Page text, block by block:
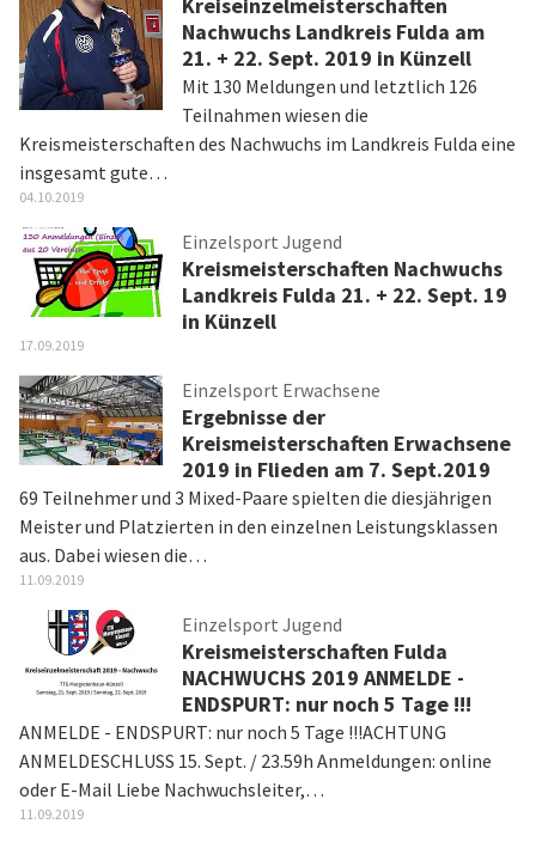
Nachwuchs Landkreis Fulda am
21. + 22. Sept. 2019 in Künzell
Mit 130 Meldungen und letztlich 126
Teilnahmen wiesen die
Kreismeisterschaften des Nachwuchs im Landkreis Fulda eine
insgesamt gute…
04.10.2019
Einzelsport Jugend
Kreismeisterschaften Nachwuchs
Landkreis Fulda 21. + 22. Sept. 19
in Künzell
17.09.2019
Einzelsport Erwachsene
Ergebnisse der
Kreismeisterschaften Erwachsene
2019 in Flieden am 7. Sept.2019
69 Teilnehmer und 3 Mixed-Paare spielten die diesjährigen
Meister und Platzierten in den einzelnen Leistungsklassen
aus. Dabei wiesen die…
11.09.2019
Einzelsport Jugend
Kreismeisterschaften Fulda
NACHWUCHS 2019 ANMELDE -
ENDSPURT: nur noch 5 Tage !!!
ANMELDE - ENDSPURT: nur noch 5 Tage !!!ACHTUNG
ANMELDESCHLUSS 15. Sept. / 23.59h Anmeldungen: online
oder E-Mail Liebe Nachwuchsleiter,…
11.09.2019